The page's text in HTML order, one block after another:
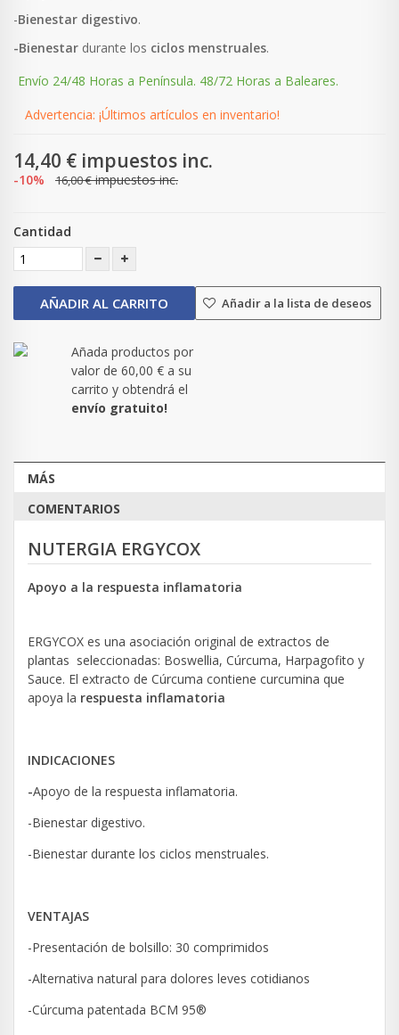
-Bienestar digestivo.
-Bienestar durante los ciclos menstruales.
Envío 24/48 Horas a Península. 48/72 Horas a Baleares.
Advertencia: ¡Últimos artículos en inventario!
14,40 € impuestos inc.
-10% 16,00 €impuestos inc.
Cantidad
AÑADIR AL CARRITO Añadir a la lista de deseos
Añada productos por
valor de 60,00 € a su
carrito y obtendrá el
envío gratuito!
MÁS
COMENTARIOS
NUTERGIA ERGYCOX
Apoyo a la respuesta inflamatoria
ERGYCOX es una asociación original de extractos de
plantas seleccionadas: Boswellia, Cúrcuma, Harpagofito y
Sauce. El extracto de Cúrcuma contiene curcumina que
apoya la respuesta inflamatoria
INDICACIONES
-Apoyo de la respuesta inflamatoria.
-Bienestar digestivo.
-Bienestar durante los ciclos menstruales.
VENTAJAS
-Presentación de bolsillo: 30 comprimidos
-Alternativa natural para dolores leves cotidianos
-Cúrcuma patentada BCM 95®